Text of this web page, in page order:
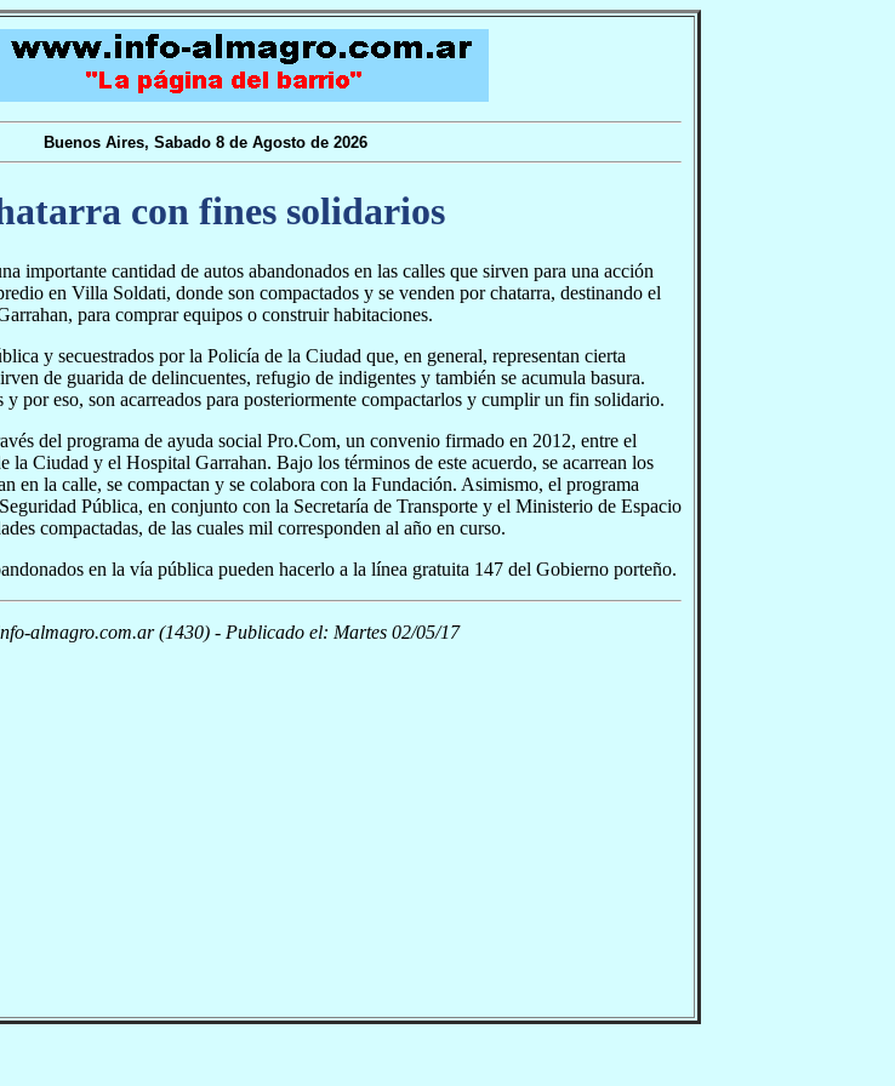
Buenos Aires, Sabado 8 de Agosto de 2026
con fines solidarios
importante cantidad de autos abandonados en las calles que sirven para una acción
en Villa Soldati, donde son compactados y se venden por chatarra, destinando el
para comprar equipos o construir habitaciones.
y secuestrados por la Policía de la Ciudad que, en general, representan cierta
de guarida de delincuentes, refugio de indigentes y también se acumula basura.
y por eso, son acarreados para posteriormente compactarlos y cumplir un fin solidario.
del programa de ayuda social Pro.Com, un convenio firmado en 2012, entre el
la Ciudad y el Hospital Garrahan. Bajo los términos de este acuerdo, se acarrean los
en la calle, se compactan y se colabora con la Fundación. Asimismo, el programa
Pública, en conjunto con la Secretaría de Transporte y el Ministerio de Espacio
compactadas, de las cuales mil corresponden al año en curso.
en la vía pública pueden hacerlo a la línea gratuita 147 del Gobierno porteño.
almagro.com.ar (1430) - Publicado el: Martes 02/05/17